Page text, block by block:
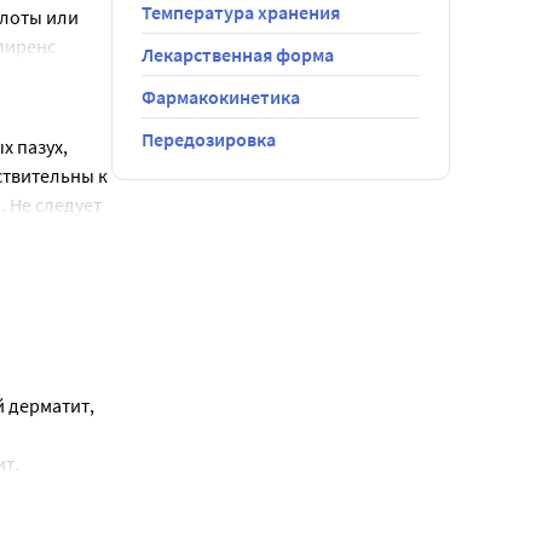
или
группы
и 12-
пазух,
к
Не следует
дерматит,
Температура хранения
Лекарственная форма
Фармакокинетика
Передозировка